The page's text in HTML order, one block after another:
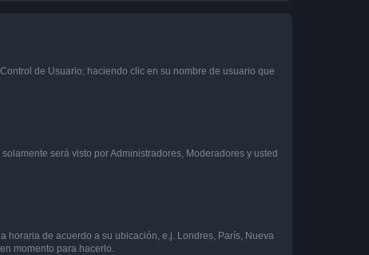
de Usuario; haciendo clic en su nombre de usuario que
será visto por Administradores, Moderadores y usted
horaria de acuerdo a su ubicación, e.j. Londres, París, Nueva
momento para hacerlo.